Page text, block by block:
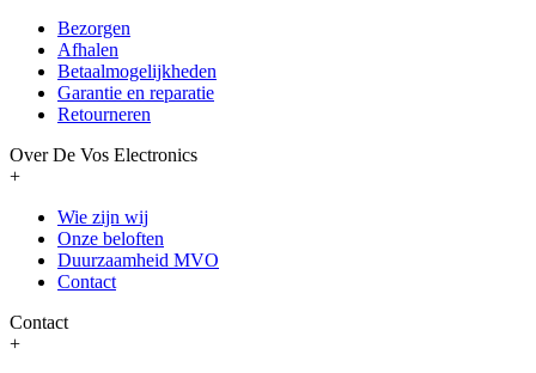
Bezorgen
Afhalen
Betaalmogelijkheden
Garantie en reparatie
Retourneren
Over De Vos Electronics
+
Wie zijn wij
Onze beloften
Duurzaamheid MVO
Contact
Contact
+